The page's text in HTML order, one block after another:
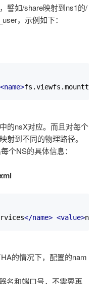
譬如/share映射到ns1的/
，示例如下：
<name>
的nsX对应。而且对每个
射到不同的物理路径。
个NS的具体信息：
</name> <value>
的情况下，配置的nam
名和端口 号，不需要再
和端口号，不 需要再.